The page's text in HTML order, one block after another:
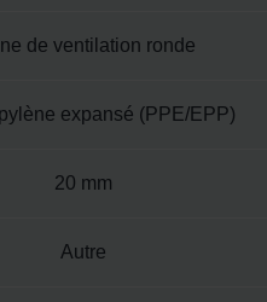
de ventilation ronde
expansé (PPE/EPP)
20 mm
Autre